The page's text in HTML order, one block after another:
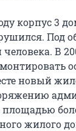
корпус 3
Под
В
новый
жилого